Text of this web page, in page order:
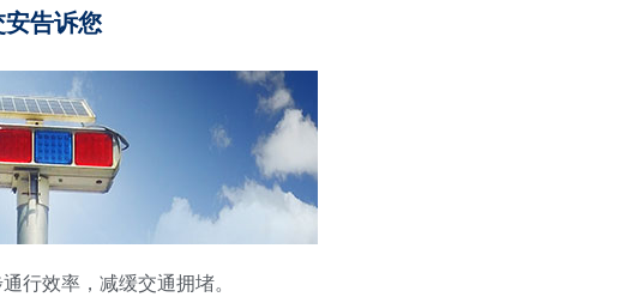
告诉您
行效率，减缓交通拥堵。